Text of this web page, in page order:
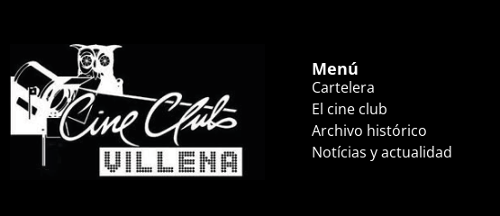
Menú
Cartelera
El cine club
Archivo histórico
Notícias y actualidad